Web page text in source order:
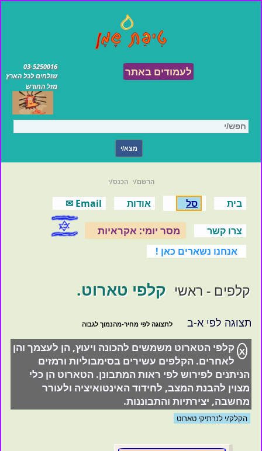
03-5250016
שולחים לכל הארץ
מזל החודש
לעמודים באתר
הרשם/י הכנס/י
בית סל אודות Email ✉
צרו קשר מסר יומי: אקראיות
אנחנו נשארים כאן !
קלפים - ראשי קלפי טארוט.
תצוגה לפי א-ב
X קלפי הטארוט משמשים להכונה ויעוץ, הן לעצמך והן
לאחרים. הקלפים עשירים בסימבוליות ורמזים
הניתנים לפירוש לפי ראות המתבונן. הטארוט הן כלי
מצוין להבנת המצב, לחידוד האינטואיציה ולעורר
מחשבה, יצירתיות והתבוננות.
הקלק/י לנרתיקי טארוט